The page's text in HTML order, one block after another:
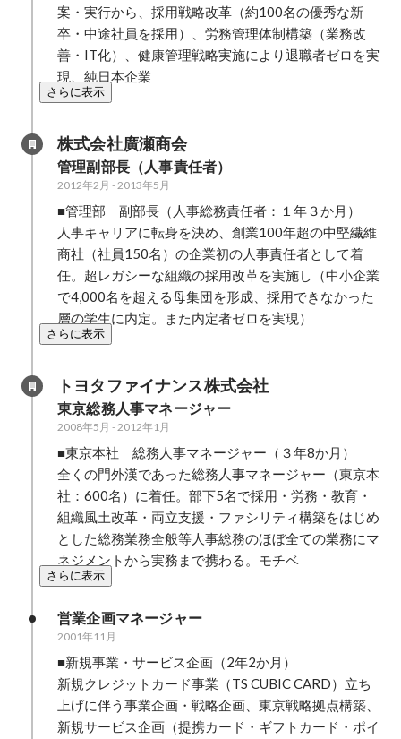
案・実行から、採用戦略改革（約100名の優秀な新
卒・中途社員を採用）、労務管理体制構築（業務改
善・IT化）、健康管理戦略実施により退職者ゼロを実
現、純日本企業
さらに表示
株式会社廣瀬商会
管理副部長（人事責任者）
2012年2月 -2013年5月
■管理部　副部長（人事総務責任者：１年３か月）
人事キャリアに転身を決め、創業100年超の中堅繊維
商社（社員150名）の企業初の人事責任者として着
任。超レガシーな組織の採用改革を実施し（中小企業
で4,000名を超える母集団を形成、採用できなかった
層の学生に内定。また内定者ゼロを実現）
さらに表示
トヨタファイナンス株式会社
東京総務人事マネージャー
2008年5月 -2012年1月
■東京本社　総務人事マネージャー（３年8か月）
全くの門外漢であった総務人事マネージャー（東京本
社：600名）に着任。部下5名で採用・労務・教育・
組織風土改革・両立支援・ファシリティ構築をはじめ
とした総務業務全般等人事総務のほぼ全ての業務にマ
ネジメントから実務まで携わる。モチベ
さらに表示
営業企画マネージャー
2001年11月
■新規事業・サービス企画（2年2か月）
新規クレジットカード事業（TS CUBIC CARD）立ち
上げに伴う事業企画・戦略企画、東京戦略拠点構築、
新規サービス企画（提携カード・ギフトカード・ポイ